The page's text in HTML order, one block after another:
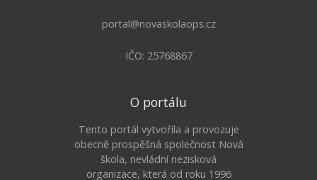
portal@novaskolaops.cz
IČO: 25768867
O portálu
Tento portál vytvořila a provozuje
obecně prospěšná společnost Nová
škola, nevládní nezisková
organizace, která od roku 1996